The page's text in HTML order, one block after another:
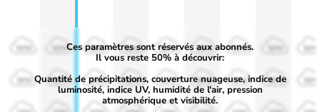
50%
30%
50%
30%
50%
30%
50%
30%
50%
30%
50%
30%
50%
30% 30% 30%
Ces paramètres sont réservés aux abonnés.
Il vous reste 50% à découvrir:
Quantité de précipitations, couverture nuageuse, indice de
luminosité, indice UV, humidité de l'air, pression
atmosphérique et visibilité.